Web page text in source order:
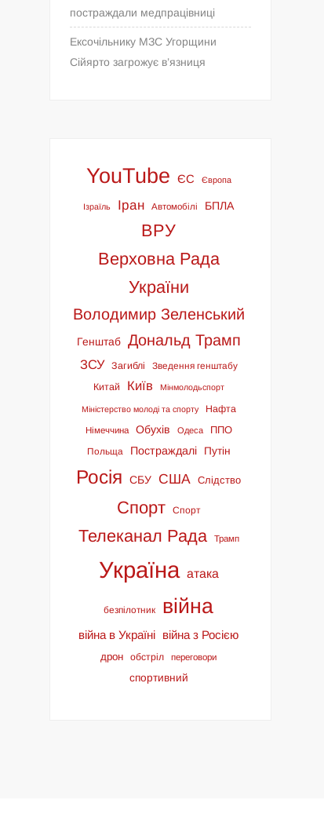
постраждали медпрацівниці
Ексочільнику МЗС Угорщини
Сійярто загрожує в’язниця
YouTube ЄС Європа
Ізраїль Іран Автомобілі БПЛА
ВРУ
Верховна Рада
України
Володимир Зеленський
Генштаб Дональд Трамп
ЗСУ Загиблі
Зведення генштабу
Китай
Київ Мінмолодьспорт
Міністерство молоді та спорту Нафта
Німеччина Обухів Одеса ППО
Польща Постраждалі Путін
Росія СБУ США Слідство
Спорт Спорт
Телеканал Рада Трамп
Україна атака
безпілотник війна
війна в Україні війна з Росією
дрон обстріл переговори
спортивний